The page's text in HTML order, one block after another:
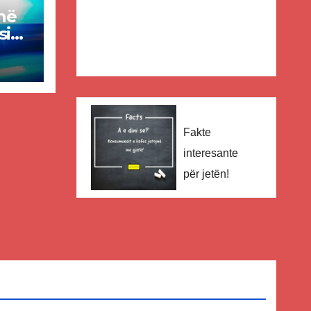
Fakte
interesante
për jetën!